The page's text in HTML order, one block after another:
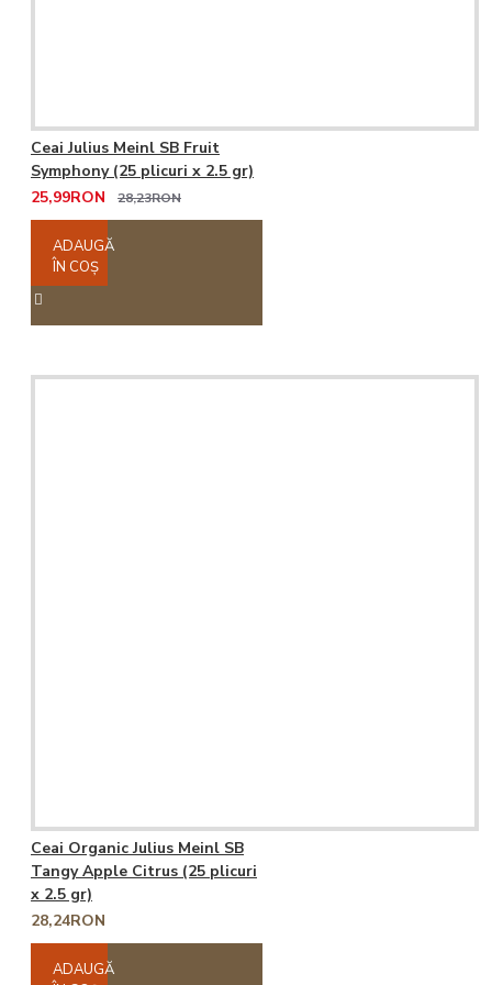
Ceai Julius Meinl SB Fruit
Symphony (25 plicuri x 2.5 gr)
25,99RON
28,23RON
ADAUGĂ
ÎN COŞ
Ceai Organic Julius Meinl SB
Tangy Apple Citrus (25 plicuri
x 2.5 gr)
28,24RON
ADAUGĂ